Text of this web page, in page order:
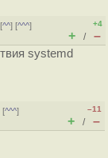
^^] [^^^]
+4
+ / –
systemd
[^^^]
–11
+ / –